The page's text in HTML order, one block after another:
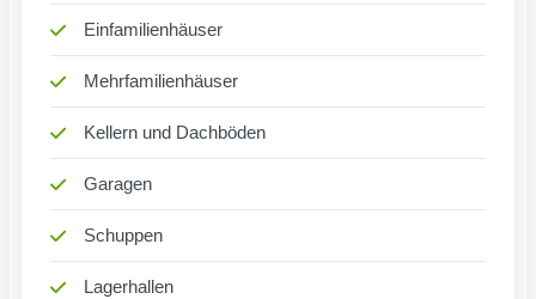
Einfamilienhäuser
Mehrfamilienhäuser
Kellern und Dachböden
Garagen
Schuppen
Lagerhallen